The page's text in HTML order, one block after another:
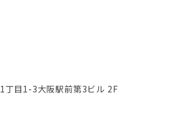
1丁目1-3大阪駅前第3ビル 2F